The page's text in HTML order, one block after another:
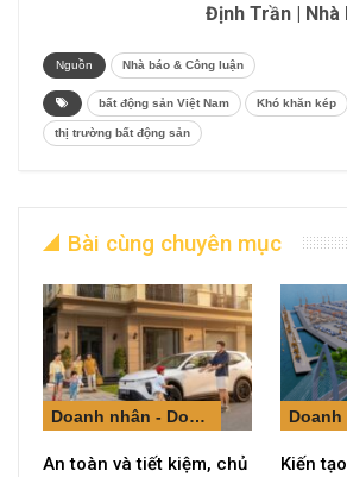
Định Trần | Nhà
Nguồn Nhà báo & Công luận
bất động sản Việt Nam Khó khăn kép
thị trường bất động sản
Bài cùng chuyên mục
Doanh nhân - Doanh nghiệp
An toàn và tiết kiệm, chủ
Kiến